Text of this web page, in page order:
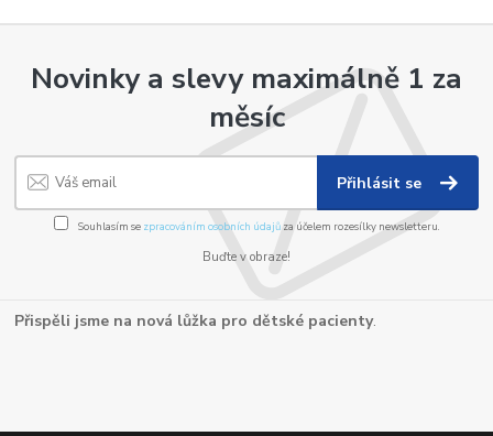
Novinky a slevy maximálně 1 za
měsíc
Přihlásit se
Souhlasím se zpracováním osobních údajůza účelem rozesílky newsletteru.
Buďte v obraze!
Přispěli jsme na nová lůžka pro dětské pacienty.